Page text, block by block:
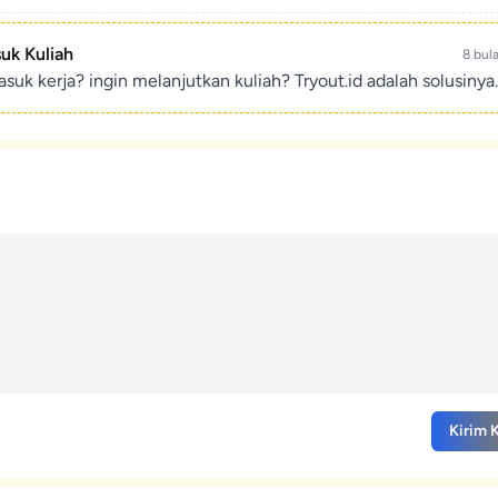
Kuliah 8
kerja? ingin melanjutkan kuliah? Tryout.id adalah solusinya.
Kirim